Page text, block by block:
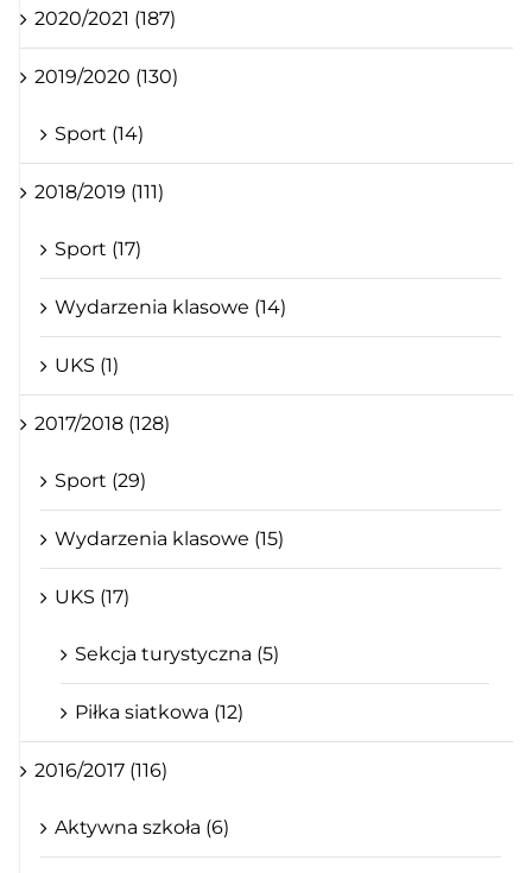
2020/2021 (187)
2019/2020 (130)
Sport (14)
2018/2019 (111)
Sport (17)
Wydarzenia klasowe (14)
UKS (1)
2017/2018 (128)
Sport (29)
Wydarzenia klasowe (15)
UKS (17)
Sekcja turystyczna (5)
Piłka siatkowa (12)
2016/2017 (116)
Aktywna szkoła (6)